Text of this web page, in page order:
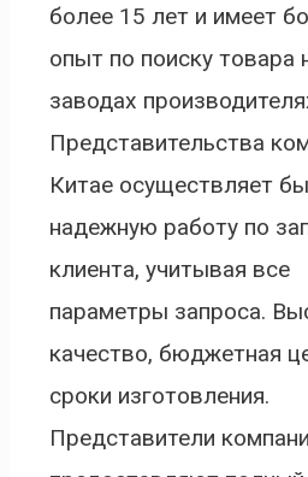
более 15 лет и имеет
опыт по поиску товара
заводах
Представительства
Китае осуществляет
надежную работу по
клиента, учитывая все
параметры запроса.
качество, бюджетная
сроки изготовления.
Представители